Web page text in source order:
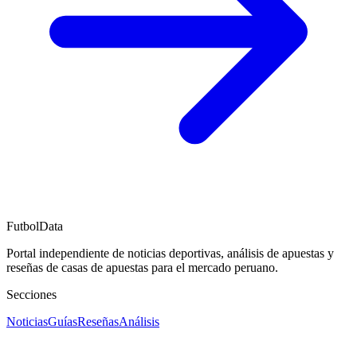
FutbolData
Portal independiente de noticias deportivas, análisis de apuestas y
reseñas de casas de apuestas para el mercado peruano.
Secciones
NoticiasGuíasReseñasAnálisis